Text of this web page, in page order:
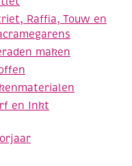
Raffia, Touw en
maken
en Inkt